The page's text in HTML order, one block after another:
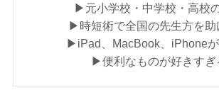
▶︎元小学校・中学校・高校
▶︎時短術で全国の先生方を助
▶︎iPad、MacBook、iPhoneが
▶︎便利なものが好きすぎ